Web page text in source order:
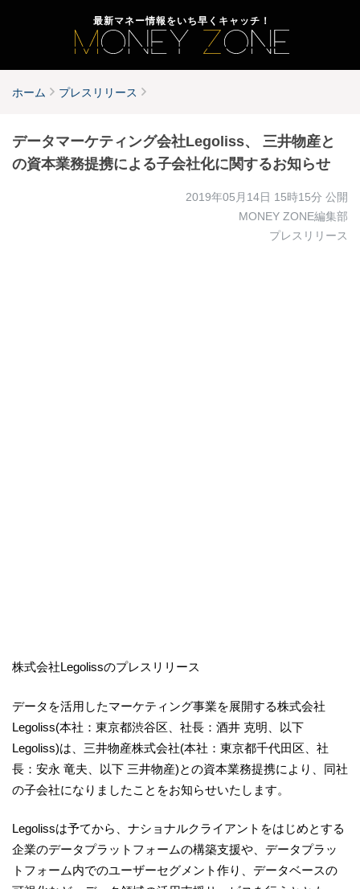
最新マネー情報をいち早くキャッチ！
ホーム プレスリリース
データマーケティング会社Legoliss、 三井物産と
の資本業務提携による子会社化に関するお知らせ
2019年05月14日 15時15分 公開
MONEY ZONE編集部
プレスリリース
株式会社Legolissのプレスリリース
データを活用したマーケティング事業を展開する株式会社
Legoliss(本社：東京都渋谷区、社長：酒井 克明、以下
Legoliss)は、三井物産株式会社(本社：東京都千代田区、社
長：安永 竜夫、以下 三井物産)との資本業務提携により、同社
の子会社になりましたことをお知らせいたします。
Legolissは予てから、ナショナルクライアントをはじめとする
企業のデータプラットフォームの構築支援や、データプラッ
トフォーム内でのユーザーセグメント作り、データベースの